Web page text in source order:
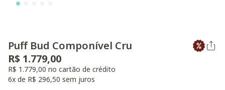
Puff Bud Componível Cru
R$ 1.779,00
R$ 1.779,00 no cartão de crédito
6x de R$ 296,50 sem juros